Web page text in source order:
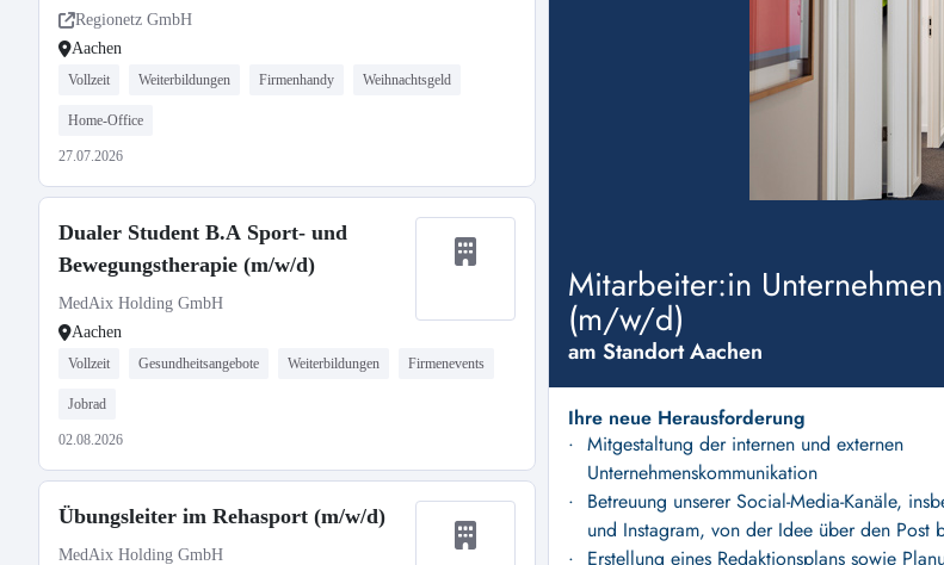
Regionetz GmbH
Aachen
Vollzeit Weiterbildungen Firmenhandy Weihnachtsgeld
Home-Office
27.07.2026
Dualer Student B.A Sport- und
Bewegungstherapie (m/w/d)
MedAix Holding GmbH
Aachen
Vollzeit Gesundheitsangebote Weiterbildungen Firmenevents
Jobrad
02.08.2026
Übungsleiter im Rehasport (m/w/d)
MedAix Holding GmbH